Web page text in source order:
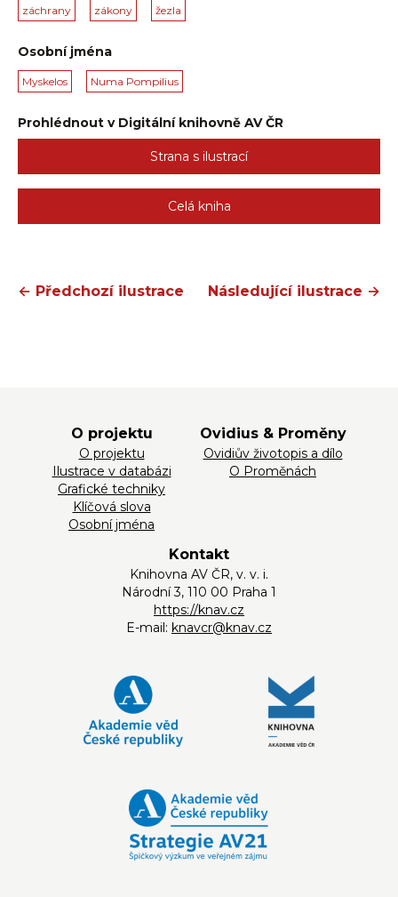
záchrany zákony žezla
Osobní jména
Myskelos Numa Pompilius
Prohlédnout v Digitální knihovně AV ČR
Strana s ilustrací
Celá kniha
← Předchozí ilustrace Následující ilustrace →
O projektu
O projektu
Ilustrace v databázi
Grafické techniky
Klíčová slova
Osobní jména
Ovidius & Proměny
Ovidiův životopis a dílo
O Proměnách
Kontakt
Knihovna AV ČR, v. v. i.
Národní 3, 110 00 Praha 1
https://knav.cz
E-mail: knavcr@knav.cz